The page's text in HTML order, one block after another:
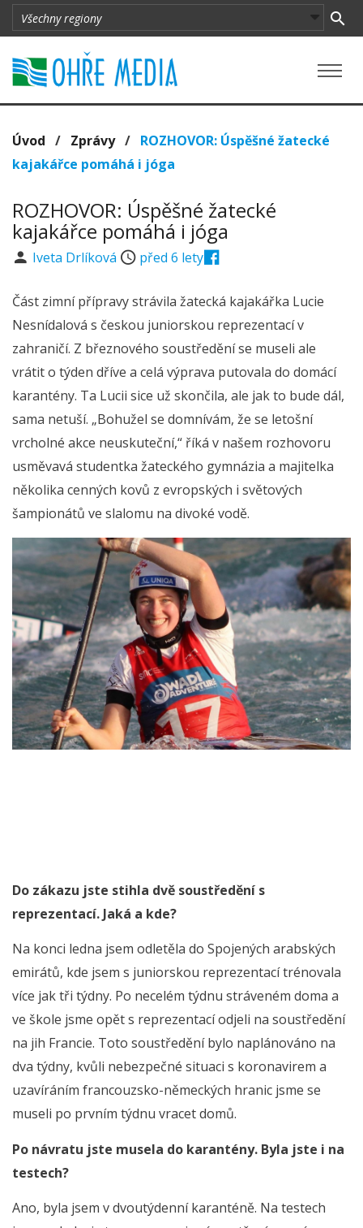
Úvod / Zprávy/ ROZHOVOR: Úspěšné žatecké
kajakářce pomáhá i jóga
ROZHOVOR: Úspěšné žatecké
kajakářce pomáhá i jóga
Iveta Drlíková před 6 lety
Část zimní přípravy strávila žatecká kajakářka Lucie
Nesnídalová s českou juniorskou reprezentací v
zahraničí. Z březnového soustředění se museli ale
vrátit o týden dříve a celá výprava putovala do domácí
karantény. Ta Lucii sice už skončila, ale jak to bude dál,
sama netuší. „Bohužel se domnívám, že se letošní
vrcholné akce neuskuteční,“ říká v našem rozhovoru
usměvavá studentka žateckého gymnázia a majitelka
několika cenných kovů z evropských i světových
šampionátů ve slalomu na divoké vodě.
Do zákazu jste stihla dvě soustředění s
reprezentací. Jaká a kde?
Na konci ledna jsem odletěla do Spojených arabských
emirátů, kde jsem s juniorskou reprezentací trénovala
více jak tři týdny. Po necelém týdnu stráveném doma a
ve škole jsme opět s reprezentací odjeli na soustředění
na jih Francie. Toto soustředění bylo naplánováno na
dva týdny, kvůli nebezpečné situaci s koronavirem a
uzavíráním francouzsko-německých hranic jsme se
museli po prvním týdnu vracet domů.
Po návratu jste musela do karantény. Byla jste i na
testech?
Ano, byla jsem v dvoutýdenní karanténě. Na testech